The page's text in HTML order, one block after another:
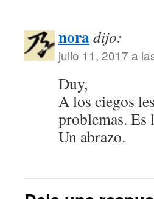
noradijo:
julio 11, 2017 a
Duy,
A los ciegos
problemas. Es
Un abrazo.